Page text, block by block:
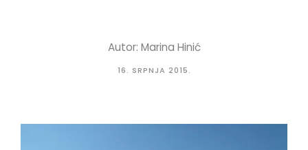
Autor: Marina Hinić
16. SRPNJA 2015.